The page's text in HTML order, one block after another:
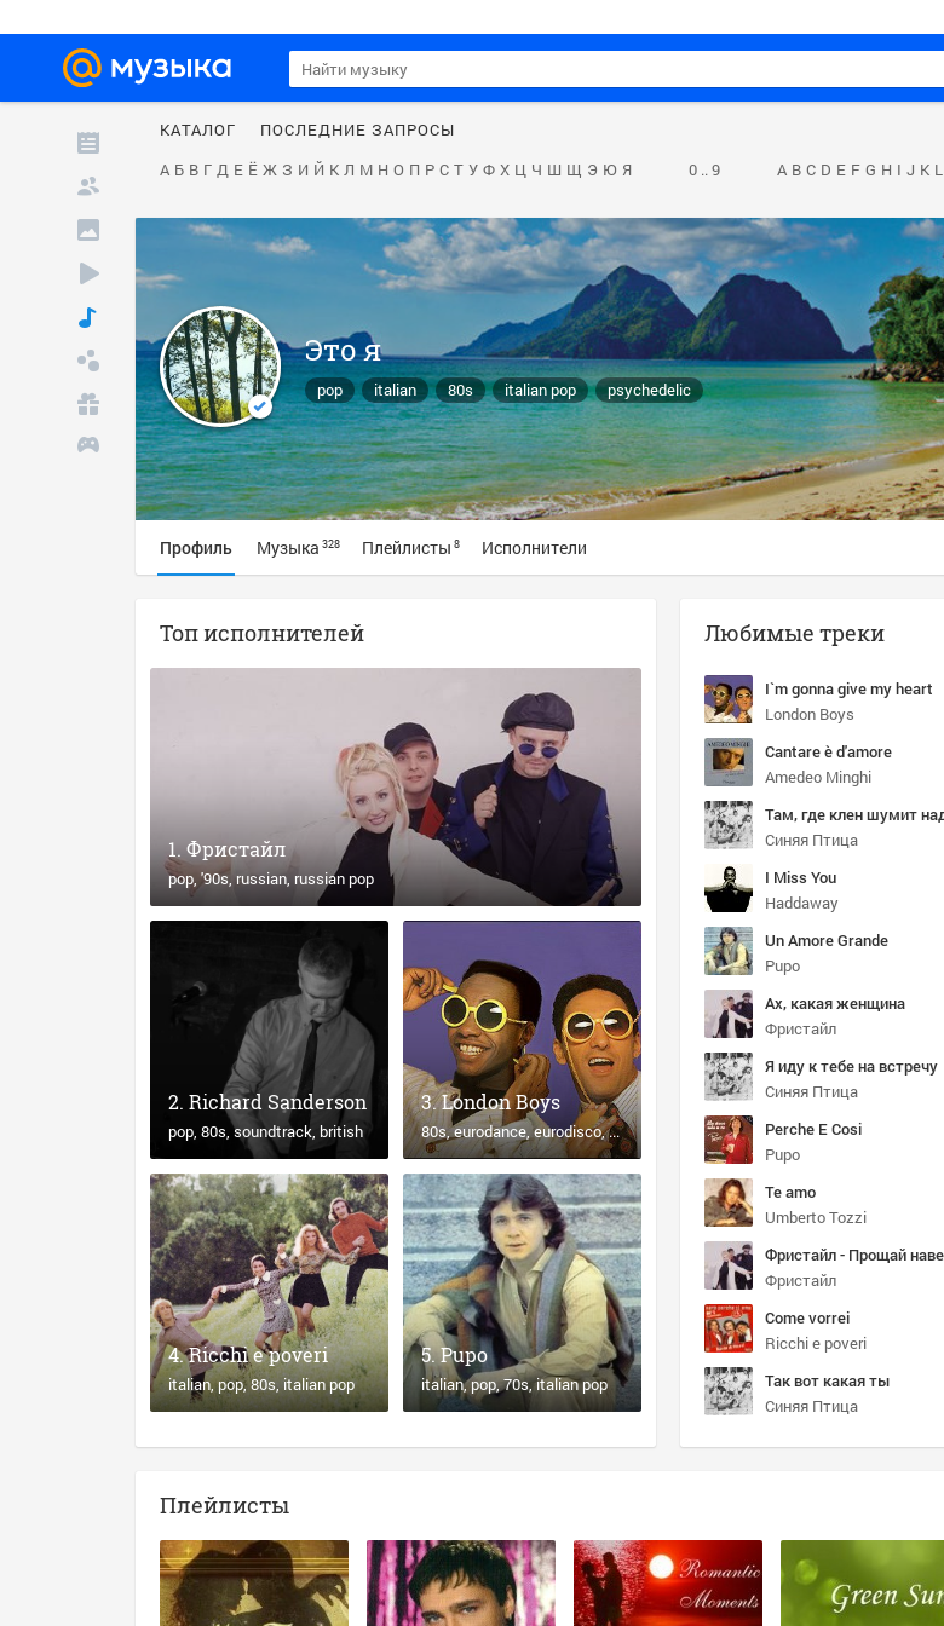
КАТАЛОГ
ПОСЛЕДНИЕ ЗАПРОСЫ
А Б В Г Д Е Ё Ж З И Й К Л М Н О П Р С Т У Ф Х Ц Ч Ш Щ Э Ю Я 0 .. 9 A B C D E F G H I J K L
Это я
pop italian 80s italian pop psychedelic
Профиль Музыка 328 Плейлисты 8 Исполнители
Топ исполнителей
Фристайл
pop '90s russian russian pop
Richard Sanderson
pop 80s soundtrack british
London Boys
80s eurodance eurodisco pop
Ricchi e poveri
italian pop 80s italian pop
Pupo
italian pop 70s italian pop
Любимые треки
I`m gonna give my heart
London Boys
Cantare è d'amore
Amedeo Minghi
Синяя Птица
I Miss You
Haddaway
Un Amore Grande
Pupo
Ах, какая женщина
Фристайл
Я иду к тебе на встречу
Синяя Птица
Perche E Cosi
Pupo
Te amo
Umberto Tozzi
Фристайл
Come vorrei
Ricchi e poveri
Так вот какая ты
Синяя Птица
Плейлисты